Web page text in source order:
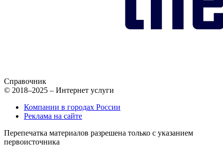
Справочник
© 2018–2025 – Интернет услуги
Компании в городах России
Реклама на сайте
Перепечатка материалов разрешена только с указанием
первоисточника